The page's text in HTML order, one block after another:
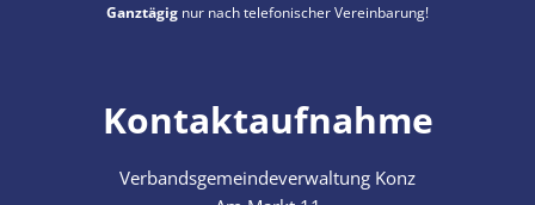
Ganztägig nur nach telefonischer Vereinbarung!
Kontaktaufnahme
Verbandsgemeindeverwaltung Konz